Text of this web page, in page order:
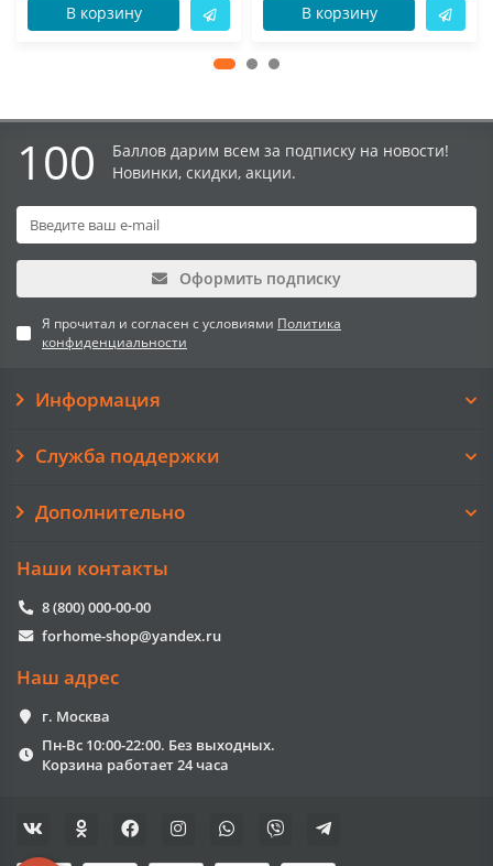
В корзину В корзину
100
Баллов дарим всем за подписку на новости!
Новинки, скидки, акции.
Оформить подписку
Я прочитал и согласен с условиями Политика
конфиденциальности
Информация
Служба поддержки
Дополнительно
Наши контакты
8 (800) 000-00-00
forhome-shop@yandex.ru
Наш адрес
г. Москва
Пн-Вс 10:00-22:00. Без выходных.
Корзина работает 24 часа